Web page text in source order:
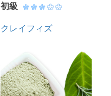
初級
クレイフィズ